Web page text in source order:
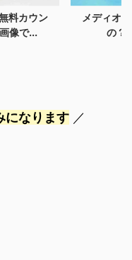
ン
メディオスター
の？効果
になります ／